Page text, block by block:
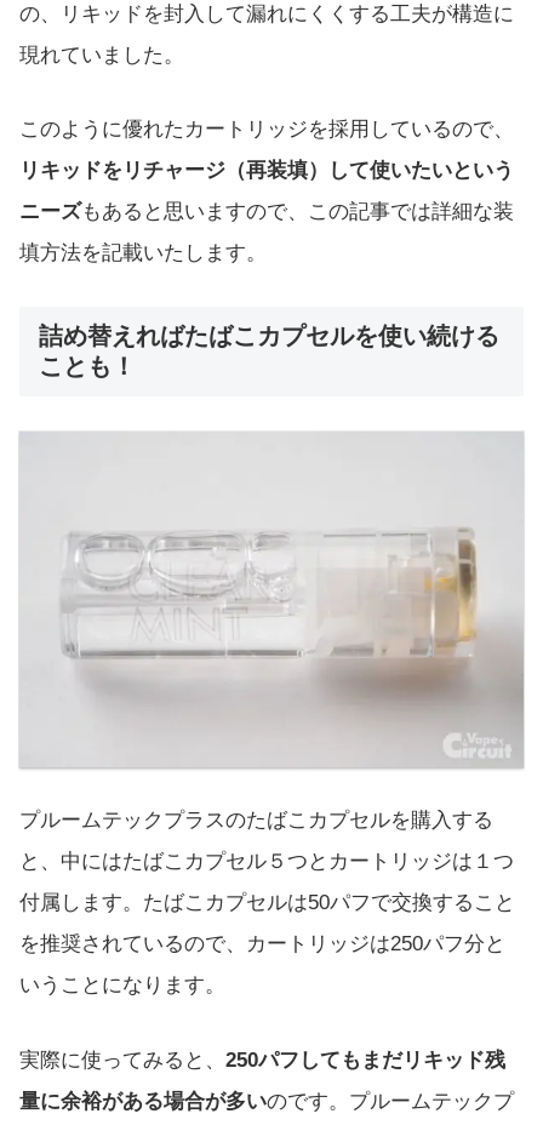
の、リキッドを封入して漏れにくくする工夫が構造に
現れていました。
このように優れたカートリッジを採用しているので、
リキッドをリチャージ（再装填）して使いたいという
ニーズもあると思いますので、この記事では詳細な装
填方法を記載いたします。
詰め替えればたばこカプセルを使い続ける
ことも！
プルームテックプラスのたばこカプセルを購入する
と、中にはたばこカプセル５つとカートリッジは１つ
付属します。たばこカプセルは50パフで交換すること
を推奨されているので、カートリッジは250パフ分と
いうことになります。
実際に使ってみると、 250パフしてもまだリキッド残
量に余裕がある場合が多いのです。プルームテックプ